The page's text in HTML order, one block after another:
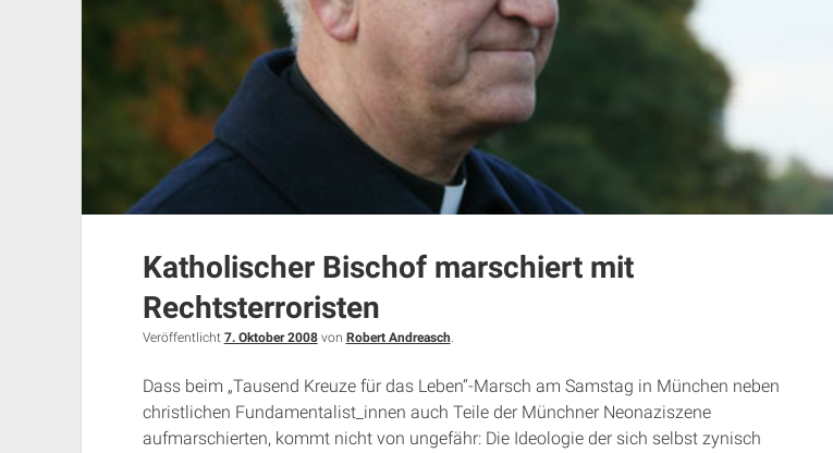
Katholischer Bischof marschiert mit
Rechtsterroristen
Veröffentlicht 7. Oktober 2008von Robert Andreasch.
Dass beim „Tausend Kreuze für das Leben“-Marsch am Samstag in München neben
christlichen Fundamentalist_innen auch Teile der Münchner Neonaziszene
aufmarschierten, kommt nicht von ungefähr: Die Ideologie der sich selbst zynisch